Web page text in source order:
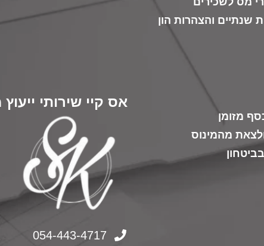
שנתיים והצהרות הון
מזומן
מהמינוס
אס קיי שירותי
054-443-4717